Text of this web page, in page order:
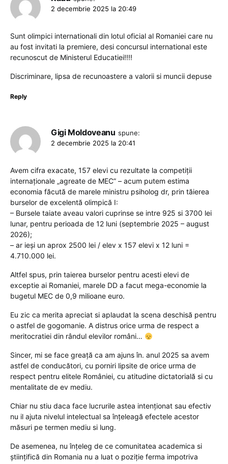
2 decembrie 2025 la 20:49
Sunt olimpici internationali din lotul oficial al Romaniei care nu
au fost invitati la premiere, desi concursul international este
recunoscut de Ministerul Educatiei!!!!
Discriminare, lipsa de recunoastere a valorii si muncii depuse
Reply
Gigi Moldoveanu spune:
2 decembrie 2025 la 20:41
Avem cifra exacate, 157 elevi cu rezultate la competiții
internaționale „agreate de MEC” – acum putem estima
economia făcută de marele ministru psiholog dr, prin tăierea
burselor de excelentă olimpică I:
– Bursele taiate aveau valori cuprinse se intre 925 si 3700 lei
lunar, pentru perioada de 12 luni (septembrie 2025 – august
2026);
– ar ieși un aprox 2500 lei / elev x 157 elevi x 12 luni =
4.710.000 lei.
Altfel spus, prin taierea burselor pentru acesti elevi de
exceptie ai Romaniei, marele DD a facut mega-economie la
bugetul MEC de 0,9 milioane euro.
Eu zic ca merita apreciat si aplaudat la scena deschisă pentru
o astfel de gogomanie. A distrus orice urma de respect a
meritocratiei din rândul elevilor români…
Sincer, mi se face greață ca am ajuns în. anul 2025 sa avem
astfel de conducători, cu porniri lipsite de orice urma de
respect pentru elitele României, cu atitudine dictatorială si cu
mentalitate de ev mediu.
Chiar nu stiu daca face lucrurile astea intenționat sau efectiv
nu il ajuta nivelul intelectual sa înțeleagă efectele acestor
măsuri pe termen mediu si lung.
De asemenea, nu înțeleg de ce comunitatea academica si
științifică din Romania nu a luat o poziție ferma impotriva